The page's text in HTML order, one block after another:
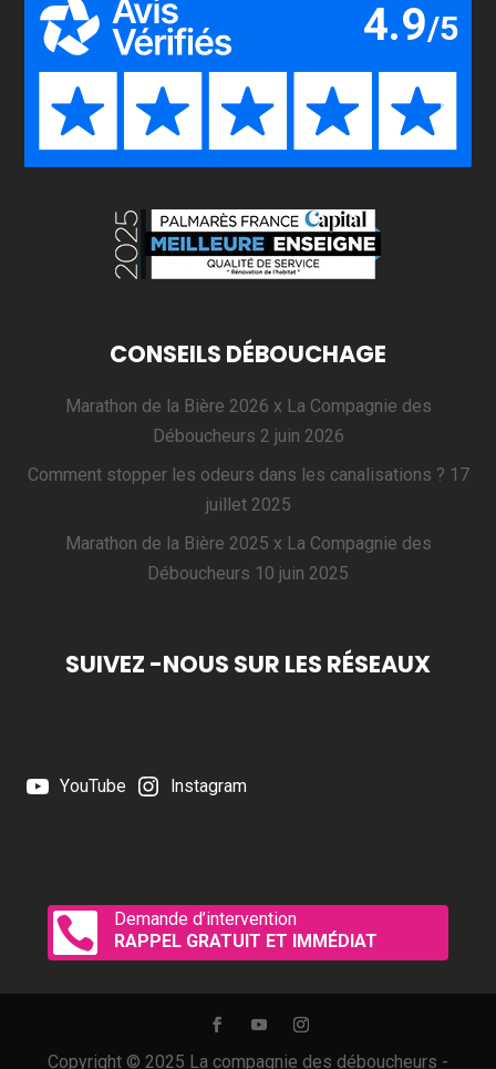
CONSEILS DÉBOUCHAGE
Marathon de la Bière 2026 x La Compagnie des
Déboucheurs 2 juin 2026
Comment stopper les odeurs dans les canalisations ? 17
juillet 2025
Marathon de la Bière 2025 x La Compagnie des
Déboucheurs 10 juin 2025
SUIVEZ -NOUS SUR LES RÉSEAUX
YouTube Instagram

Demande d’intervention
RAPPEL GRATUIT ET IMMÉDIAT
Copyright © 2025 La compagnie des déboucheurs -